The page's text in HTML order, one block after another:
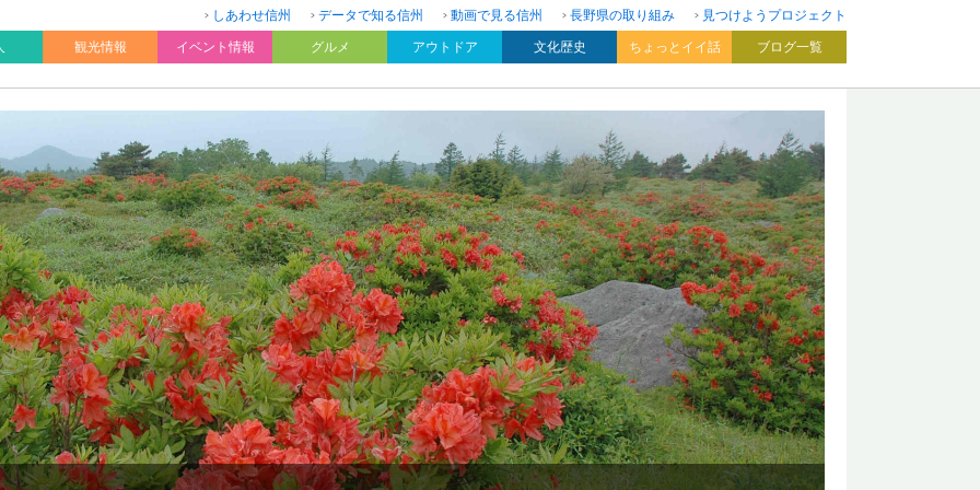
しあわせ信州 データで知る信州 動画で見る信州 長野県の取り組み
見つけようプロジェクト
観光情報 イベント情報 グルメ アウトドア 文化歴史 ちょっとイイ話 ブログ一覧